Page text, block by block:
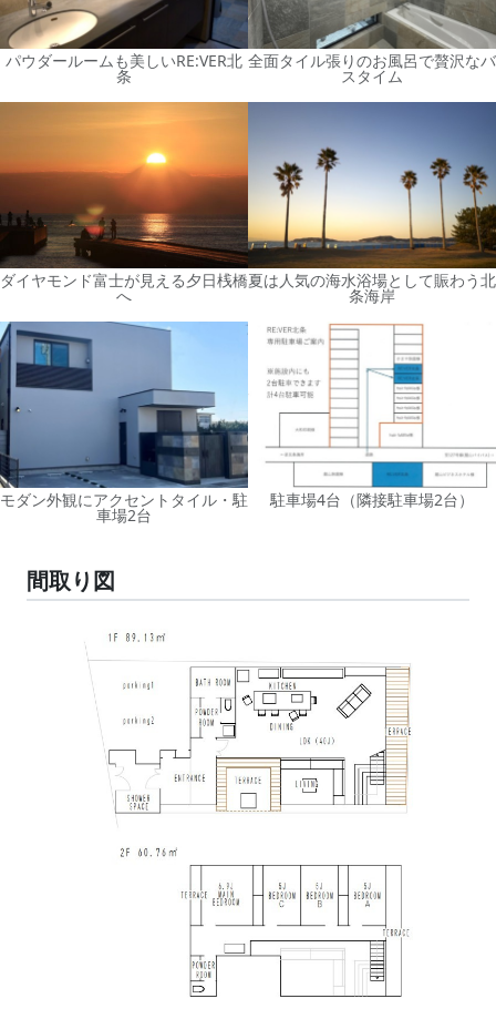
パウダールームも美しいRE:VER北
条
全面タイル張りのお風呂で贅沢なバ
スタイム
ダイヤモンド富士が見える夕日桟橋
へ
夏は人気の海水浴場として賑わう北
条海岸
モダン外観にアクセントタイル・駐
車場2台
駐車場4台（隣接駐車場2台）
間取り図